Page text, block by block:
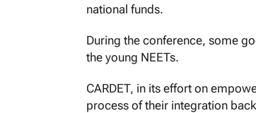
national funds.
During the conference, some
the young NEETs.
CARDET, in its effort on
process of their integration